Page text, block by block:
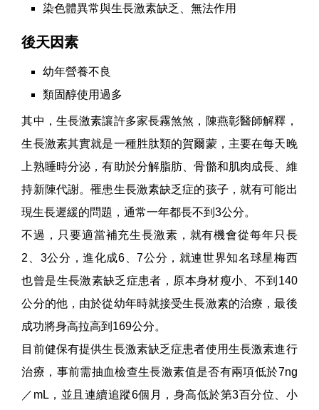
染色體異常與生長激素缺乏、無法作用
後天因素
幼年營養不良
類固醇使用過多
其中，生長激素讓許多家長霧煞煞，陳燕彰醫師解釋，
生長激素其實就是一種胜肽類的賀爾蒙，主要在每天晚
上熟睡時分泌，有助於分解脂肪、骨骼和肌肉成長、維
持新陳代謝。罹患生長激素缺乏症的孩子，就有可能出
現生長遲緩的問題，通常一年都長不到3公分。
不過，只要適當補充生長激素，就有機會從每年只長
2、3公分，進化成6、7公分，就連世界知名球星梅西
也曾是生長激素缺乏症患者，原本身材瘦小、不到140
公分的他，由於從幼年時就接受生長激素的治療，最後
成功將身高拉高到169公分。
目前健保有提供生長激素缺乏症患者使用生長激素進行
治療，事前需抽血檢查生長激素值是否有兩項低於7ng
／mL，並且連續追蹤6個月，身高低於第3百分位、小